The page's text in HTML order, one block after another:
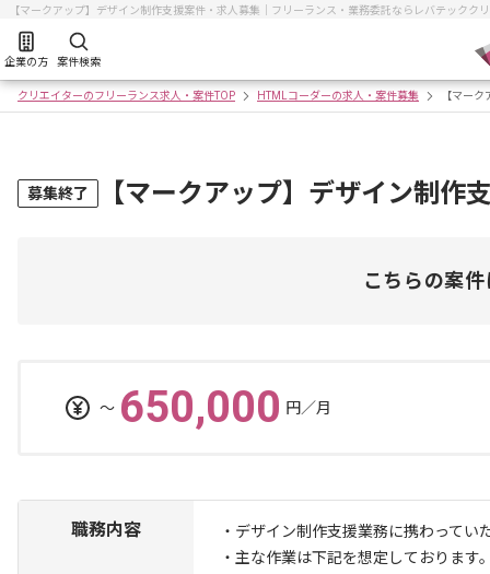
【マークアップ】デザイン制作支援案件・求人募集｜フリーランス・業務委託ならレバテックク
企業の方 案件検索
クリエイターのフリーランス求人・案件TOP HTMLコーダーの求人・案件募集 【マー
募集終了 【マークアップ】デザイン制作
こちらの案
〜 650,000 円／月
職務内容
・デザイン制作支援業務に携わってい
・主な作業は下記を想定しておりま